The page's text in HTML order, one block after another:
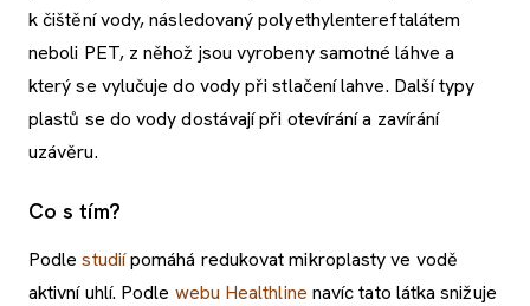
k čištění vody, následovaný polyethylentereftalátem
neboli PET, z něhož jsou vyrobeny samotné láhve a
který se vylučuje do vody při stlačení lahve. Další typy
plastů se do vody dostávají při otevírání a zavírání
uzávěru.
Co s tím?
Podlestudiípomáhá redukovat mikroplasty ve vodě
aktivní uhlí. Podle webu Healthline navíc tato látka snižuje